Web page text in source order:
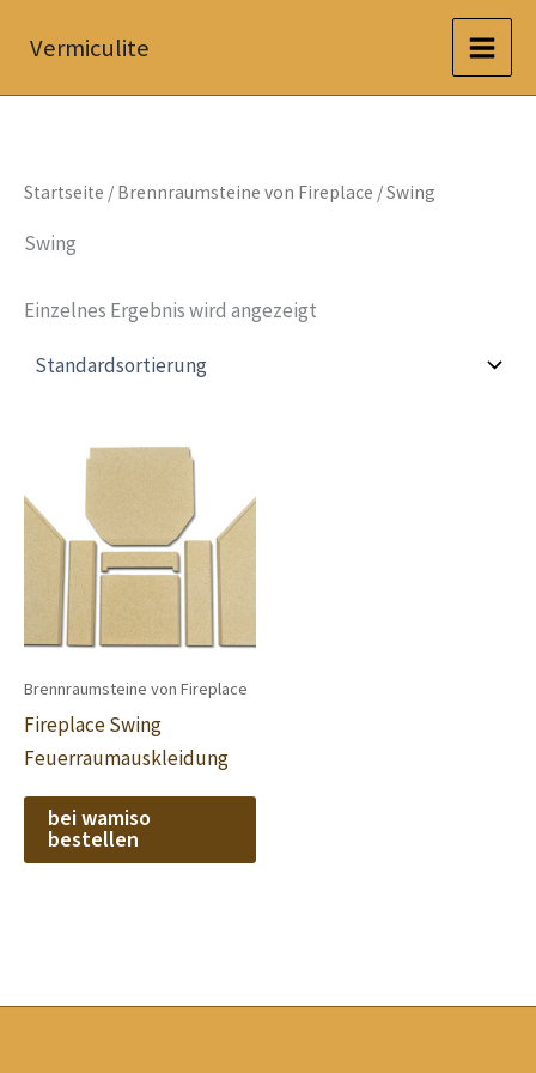
InhaltVermiculite
Startseite / Brennraumsteine von Fireplace / Swing
Swing
Einzelnes Ergebnis wird angezeigt
Brennraumsteine von Fireplace
Fireplace Swing
Feuerraumauskleidung
bei wamiso
bestellen